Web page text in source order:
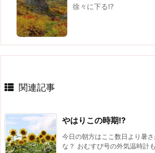
徐々に下る!?
関連記事
やはりこの時期!?
今日の朝方はここ数日より暑
な？ おむすび号の外気温時計